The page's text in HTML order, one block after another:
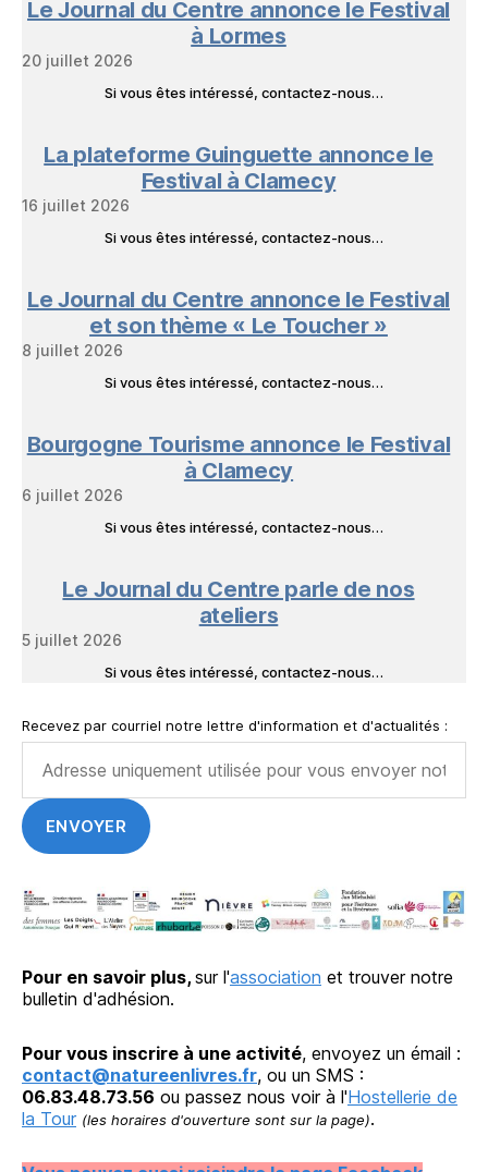
Livres
Le Journal du Centre annonce le Festival
à Lormes
20 juillet 2026
Si vous êtes intéressé, contactez-nous…
La plateforme Guinguette annonce le
Festival à Clamecy
16 juillet 2026
Si vous êtes intéressé, contactez-nous…
Le Journal du Centre annonce le Festival
et son thème « Le Toucher »
8 juillet 2026
Si vous êtes intéressé, contactez-nous…
Bourgogne Tourisme annonce le Festival
à Clamecy
6 juillet 2026
Si vous êtes intéressé, contactez-nous…
Le Journal du Centre parle de nos
ateliers
5 juillet 2026
Si vous êtes intéressé, contactez-nous…
Recevez par courriel notre lettre d'information et d'actualités :
Pour en savoir plus, sur l'association et trouver notre
bulletin d'adhésion.
Pour vous inscrire à une activité, envoyez un émail :
contact@natureenlivres.fr, ou un SMS :
06.83.48.73.56 ou passez nous voir à l'Hostellerie de
la Tour (les horaires d'ouverture sont sur la page).